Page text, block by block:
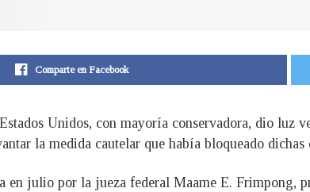
Comparte en Facebook
Unidos, con mayoría conservadora, dio luz
la medida cautelar que había bloqueado dichas
julio por la jueza federal Maame E. Frimpong,